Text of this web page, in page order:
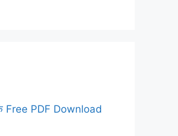
Free PDF Download